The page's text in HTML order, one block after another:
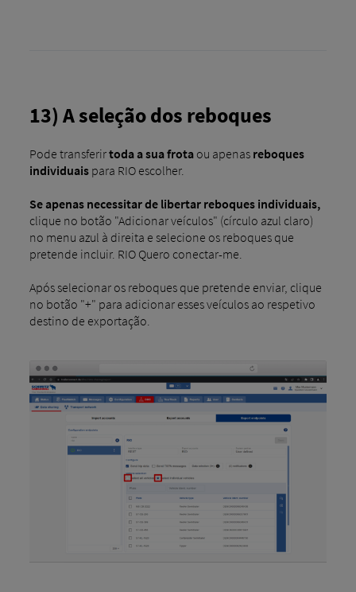
13) A seleção dos reboques
Pode transferirtoda a sua frotaou apenas reboques
individuaispara RIO escolher.
Se apenas necessitar de libertar reboques individuais,
clique no botão "Adicionar veículos" (círculo azul claro)
no menu azul à direita e selecione os reboques que
pretende incluir. RIO Quero conectar-me.
Após selecionar os reboques que pretende enviar, clique
no botão "+" para adicionar esses veículos ao respetivo
destino de exportação.